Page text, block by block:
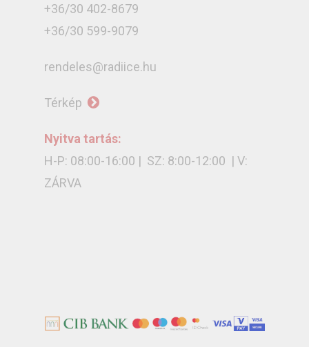
+36/30 402-8679
+36/30 599-9079
rendeles@radiice.hu
Térkép
Nyitva tartás:
H-P: 08:00-16:00 | SZ: 8:00-12:00 | V:
ZÁRVA